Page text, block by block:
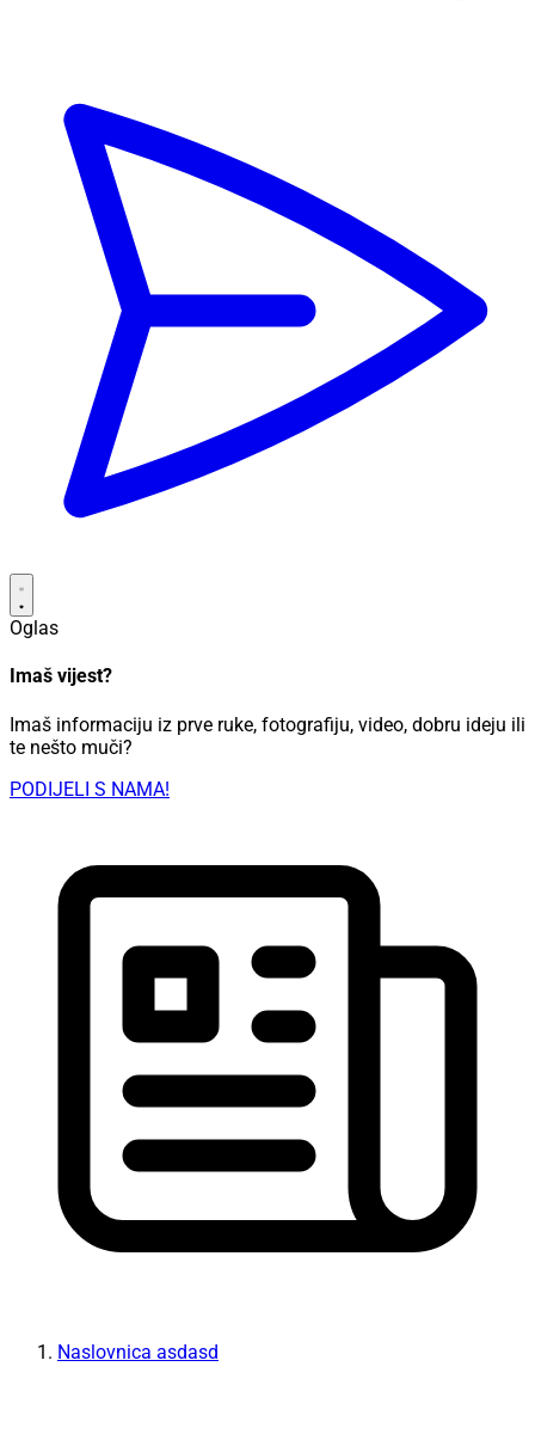
Oglas
Imaš vijest?
Imaš informaciju iz prve ruke, fotografiju, video, dobru ideju ili
te nešto muči?
PODIJELI S NAMA!
Naslovnica asdasd